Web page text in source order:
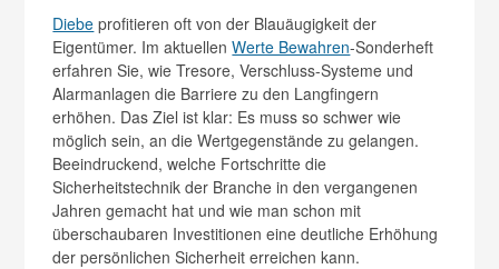
Diebe profitieren oft von der Blauäugigkeit der
Eigentümer. Im aktuellenWerte Bewahren-Sonderheft
erfahren Sie, wie Tresore, Verschluss-Systeme und
Alarmanlagen die Barriere zu den Langfingern
erhöhen. Das Ziel ist klar: Es muss so schwer wie
möglich sein, an die Wertgegenstände zu gelangen.
Beeindruckend, welche Fortschritte die
Sicherheitstechnik der Branche in den vergangenen
Jahren gemacht hat und wie man schon mit
überschaubaren Investitionen eine deutliche Erhöhung
der persönlichen Sicherheit erreichen kann.